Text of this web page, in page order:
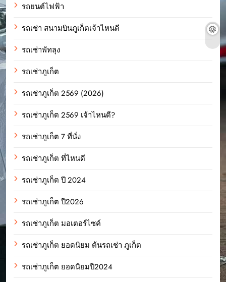
รถยนต์ไฟฟ้า
รถเช่า สนามบินภูเก็ตเจ้าไหนดี
รถเช่าพัทลุง
รถเช่าภูเก็ต
รถเช่าภูเก็ต 2569 (2026)
รถเช่าภูเก็ต 2569 เจ้าไหนดี?
รถเช่าภูเก็ต 7 ที่นั่ง
รถเช่าภูเก็ต ที่ไหนดี
รถเช่าภูเก็ต ปี 2024
รถเช่าภูเก็ต ปี2026
รถเช่าภูเก็ต มอเตอร์ไซค์
รถเช่าภูเก็ต ยอดนิยม ต้นรถเช่า ภูเก็ต
รถเช่าภูเก็ต ยอดนิยมปี2024